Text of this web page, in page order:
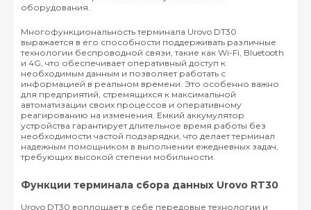
оборудования.
Многофункциональность терминала Urovo DT30
выражается в его способности поддерживать различные
технологии беспроводной связи, такие как Wi-Fi, Bluetooth
и 4G, что обеспечивает оперативный доступ к
необходимым данным и позволяет работать с
информацией в реальном времени. Это особенно важно
для предприятий, стремящихся к максимальной
автоматизации своих процессов и оперативному
реагированию на изменения. Емкий аккумулятор
устройства гарантирует длительное время работы без
необходимости частой подзарядки, что делает терминал
надежным помощником в выполнении ежедневных задач,
требующих высокой степени мобильности.
Функции терминала сбора данных Urovo RT30
Urovo DT30 воплощает в себе передовые технологии и